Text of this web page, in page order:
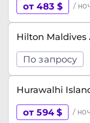
от 483 $ /
Hilton Maldives
По запросу
Hurawalhi
от 594 $ /